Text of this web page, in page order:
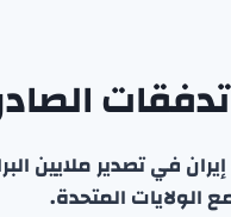
في تصدير ملايين
الولايات المتحدة.